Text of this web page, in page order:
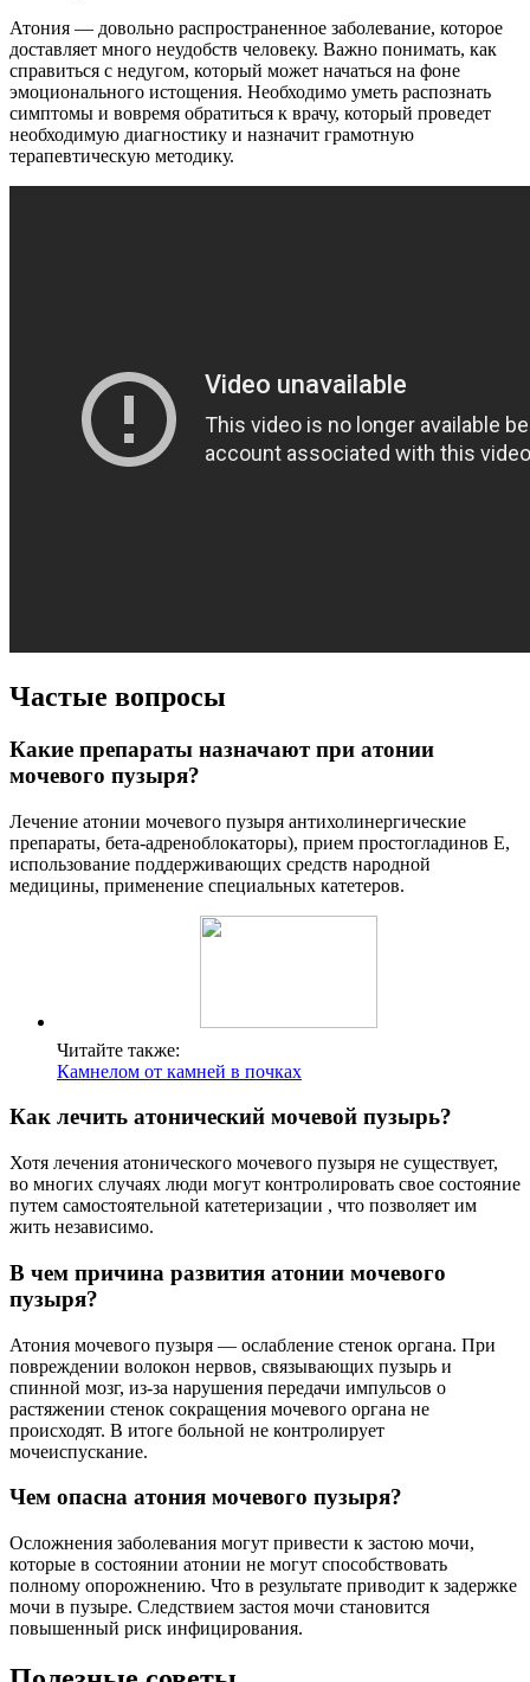
Атония — довольно распространенное заболевание, которое
доставляет много неудобств человеку. Важно понимать, как
справиться с недугом, который может начаться на фоне
эмоционального истощения. Необходимо уметь распознать
симптомы и вовремя обратиться к врачу, который проведет
необходимую диагностику и назначит грамотную
терапевтическую методику.
Частые вопросы
Какие препараты назначают при атонии
мочевого пузыря?
Лечение атонии мочевого пузыря антихолинергические
препараты, бета-адреноблокаторы), прием простогладинов Е,
использование поддерживающих средств народной
медицины, применение специальных катетеров.
Читайте также:
Камнелом от камней в почках
Как лечить атонический мочевой пузырь?
Хотя лечения атонического мочевого пузыря не существует,
во многих случаях люди могут контролировать свое состояние
путем самостоятельной катетеризации , что позволяет им
жить независимо.
В чем причина развития атонии мочевого
пузыря?
Атония мочевого пузыря — ослабление стенок органа. При
повреждении волокон нервов, связывающих пузырь и
спинной мозг, из-за нарушения передачи импульсов о
растяжении стенок сокращения мочевого органа не
происходят. В итоге больной не контролирует
мочеиспускание.
Чем опасна атония мочевого пузыря?
Осложнения заболевания могут привести к застою мочи,
которые в состоянии атонии не могут способствовать
полному опорожнению. Что в результате приводит к задержке
мочи в пузыре. Следствием застоя мочи становится
повышенный риск инфицирования.